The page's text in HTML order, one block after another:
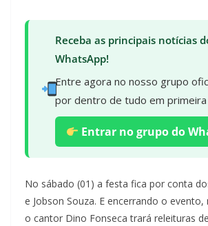
Receba as principais notícias
WhatsApp!
Entre agora no nosso grupo
por dentro de tudo em primeira
Entrar no grupo do
No sábado (01) a festa fica por conta
e Jobson Souza. E encerrando o
o cantor Dino Fonseca trará releituras